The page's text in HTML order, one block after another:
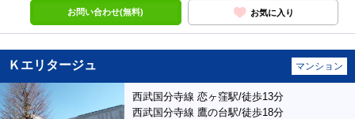
お問い合わせ(無料) お気に入り
Ｋエリタージュ マンション
西武国分寺線 恋ヶ窪駅/徒歩13分
西武国分寺線 鷹の台駅/徒歩18分